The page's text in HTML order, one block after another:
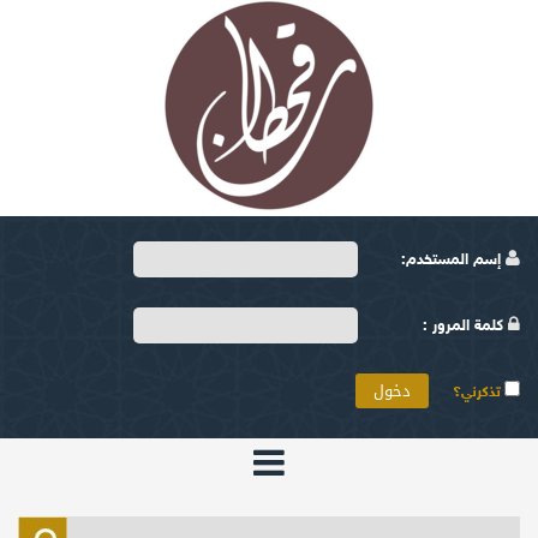
إسم المستخدم:
كلمة المرور :
تذكرني؟